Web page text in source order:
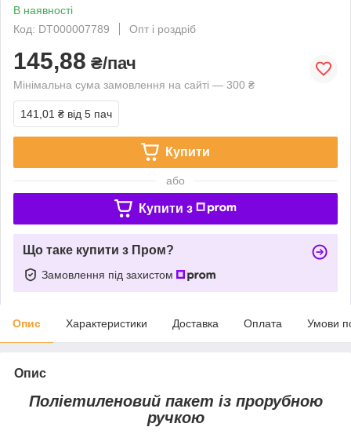
В наявності
Код: DT000007789
Опт і роздріб
145,88 ₴/пач
Мінімальна сума замовлення на сайті — 300 ₴
141,01 ₴ від 5 пач
Купити
або
Купити з
Що таке купити з Пром?
Замовлення під захистом
Опис Характеристики Доставка Оплата Умови
Опис
Поліетиленовий пакет із прорубною
ручкою